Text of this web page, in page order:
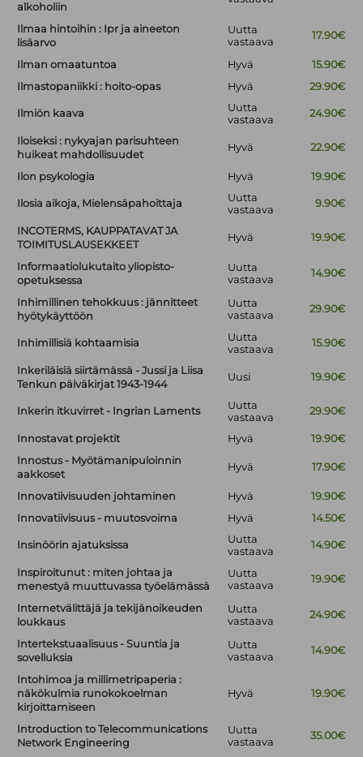
alkoholiin
Ilmaa hintoihin : Ipr ja aineeton
lisäarvo
Uutta
vastaava
17.90€
Ilman omaatuntoa Hyvä
15.90€
Ilmastopaniikki : hoito-opas
Hyvä 29.90€
Ilmiön kaava
Uutta
vastaava
24.90€
Iloiseksi : nykyajan parisuhteen
huikeat mahdollisuudet
Hyvä 22.90€
Ilon psykologia Hyvä 19.90€
Ilosia aikoja, Mielensäpahoittaja
Uutta
vastaava
9.90€
INCOTERMS, KAUPPATAVAT JA
TOIMITUSLAUSEKKEET
Hyvä 19.90€
Informaatiolukutaito yliopisto-
opetuksessa
Uutta
vastaava
14.90€
Inhimillinen tehokkuus : jännitteet
hyötykäyttöön
Uutta
vastaava
29.90€
Inhimillisiä kohtaamisia
Uutta
vastaava
15.90€
Inkeriläisiä siirtämässä - Jussi ja Liisa
Tenkun päiväkirjat 1943-1944
Uusi 19.90€
Inkerin itkuvirret - Ingrian Laments
Uutta
vastaava
29.90€
Innostavat projektit Hyvä
19.90€
Innostus - Myötämanipuloinnin
aakkoset
Hyvä 17.90€
Innovatiivisuuden johtaminen Hyvä
19.90€
Innovatiivisuus - muutosvoima
Hyvä 14.50€
Insinöörin ajatuksissa
Uutta
vastaava
14.90€
Inspiroitunut : miten johtaa ja
menestyä muuttuvassa työelämässä
Uutta
vastaava
19.90€
Internetvälittäjä ja tekijänoikeuden
loukkaus
Uutta
vastaava
24.90€
Intertekstuaalisuus - Suuntia ja
sovelluksia
Uutta
vastaava
14.90€
Intohimoa ja millimetripaperia :
näkökulmia runokokoelman
kirjoittamiseen
Hyvä 19.90€
Introduction to Telecommunications
Network Engineering
Uutta
vastaava
35.00€